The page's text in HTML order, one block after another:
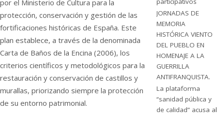
por el Ministerio de Cultura para la
protección, conservación y gestión de las
fortificaciones históricas de España. Este
plan establece, a través de la denominada
Carta de Baños de la Encina (2006), los
criterios científicos y metodológicos para la
restauración y conservación de castillos y
murallas, priorizando siempre la protección
de su entorno patrimonial.
JORNADAS DE
MEMORIA
HISTÓRICA VIENTO
DEL PUEBLO EN
HOMENAJE A LA
GUERRILLA
ANTIFRANQUISTA.
La plataforma
“sanidad pública y
de calidad” acusa al